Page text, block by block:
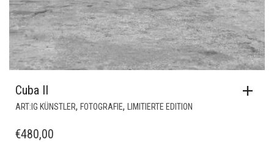
Cuba II
ART:IG KÜNSTLER, FOTOGRAFIE, LIMITIERTE EDITION
€480,00